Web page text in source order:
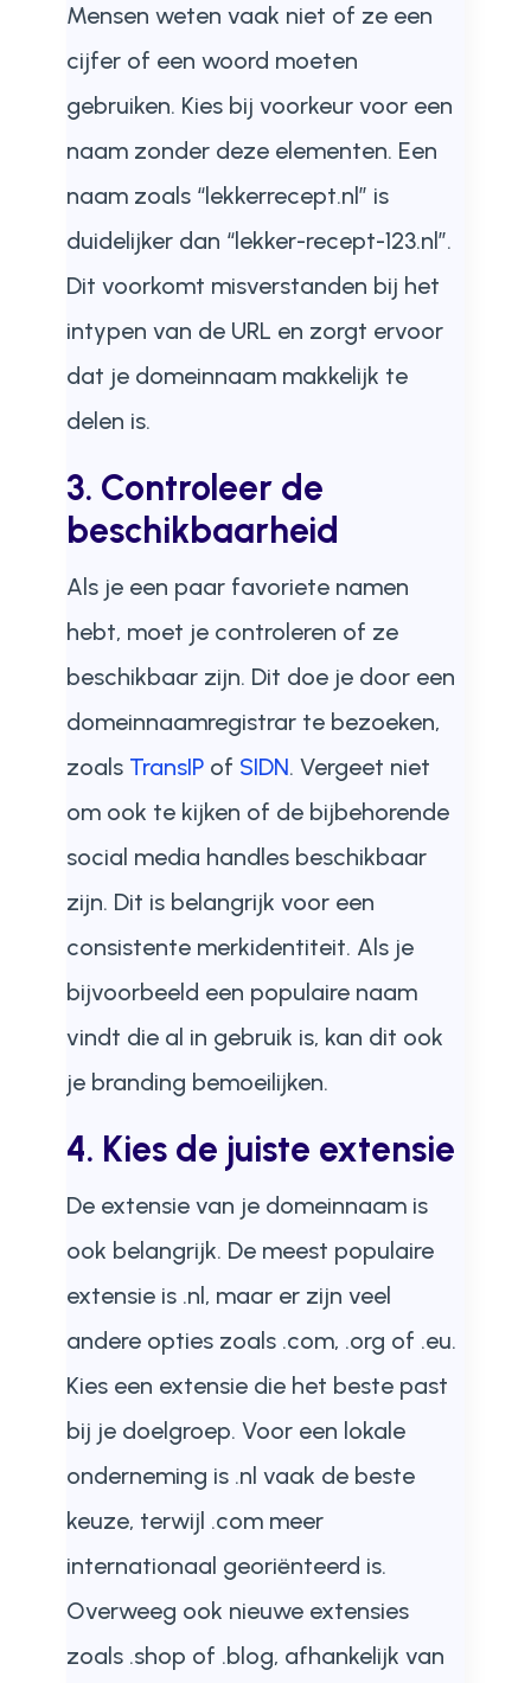
Mensen weten vaak niet of ze een
cijfer of een woord moeten
gebruiken. Kies bij voorkeur voor een
naam zonder deze elementen. Een
naam zoals “lekkerrecept.nl” is
duidelijker dan “lekker-recept-123.nl”.
Dit voorkomt misverstanden bij het
intypen van de URL en zorgt ervoor
dat je domeinnaam makkelijk te
delen is.
3. Controleer de
beschikbaarheid
Als je een paar favoriete namen
hebt, moet je controleren of ze
beschikbaar zijn. Dit doe je door een
domeinnaamregistrar te bezoeken,
zoals TransIPof SIDN. Vergeet niet
om ook te kijken of de bijbehorende
social media handles beschikbaar
zijn. Dit is belangrijk voor een
consistente merkidentiteit. Als je
bijvoorbeeld een populaire naam
vindt die al in gebruik is, kan dit ook
je branding bemoeilijken.
4. Kies de juiste extensie
De extensie van je domeinnaam is
ook belangrijk. De meest populaire
extensie is .nl, maar er zijn veel
andere opties zoals .com, .org of .eu.
Kies een extensie die het beste past
bij je doelgroep. Voor een lokale
onderneming is .nl vaak de beste
keuze, terwijl .com meer
internationaal georiënteerd is.
Overweeg ook nieuwe extensies
zoals .shop of .blog, afhankelijk van